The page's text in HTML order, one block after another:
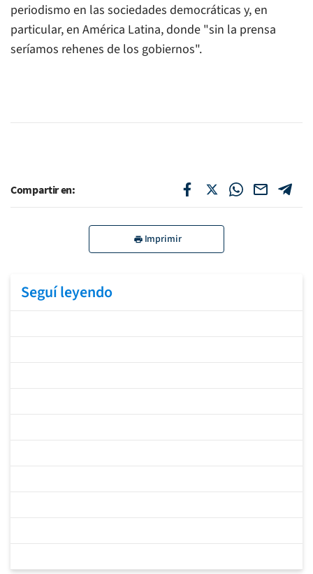
periodismo en las sociedades democráticas y, en
particular, en América Latina, donde "sin la prensa
seríamos rehenes de los gobiernos".
Compartir en:
Imprimir
Seguí leyendo